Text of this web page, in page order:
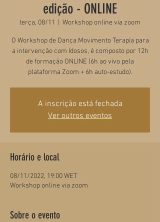
edição - ONLINE
terça, 08/11 Workshop online via zoom
O Workshop de Dança Movimento Terapia para
a intervenção com Idosos, é composto por 12h
de formação ONLINE (6h ao vivo pela
plataforma Zoom + 6h auto-estudo).
A inscrição está fechada
Ver outros eventos
Horário e local
08/11/2022, 19:00 WET
Workshop online via zoom
Sobre o evento